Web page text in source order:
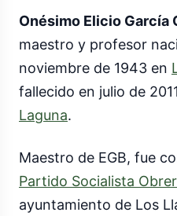
Onésimo Elicio García
maestro y profesor
noviembre de 1943 en
fallecido en julio de
Laguna.
Maestro de EGB, fue
Partido Socialista
ayuntamiento de Los